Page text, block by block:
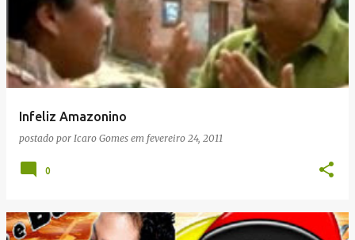
Infeliz Amazonino
postado por Icaro Gomes em fevereiro 24, 2011
0